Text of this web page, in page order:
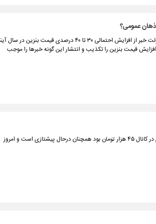
در حالی حجت الله میرزایی اقتصاددان نزدیک به دولت خبر از افزایش احتمالی ۳۰ تا ۴۰ درصدی قیمت بنزین
قیمت بنزین را تکذیب و انتشار این گونه خبرها را موجب
قیمت دلار نیما که در ابتدای تشکیل دولت چهاردهم در کانال ۴۵ هزار تومان بود همچنان درحال پیشتازی است و امروز